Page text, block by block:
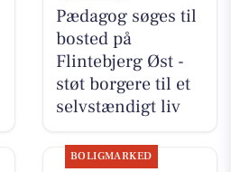
Pædagog søges til
bosted på
Flintebjerg Øst -
støt borgere til et
selvstændigt liv
BOLIGMARKED